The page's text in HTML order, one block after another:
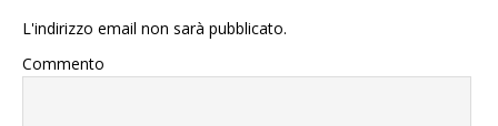
L'indirizzo email non sarà pubblicato.
Commento